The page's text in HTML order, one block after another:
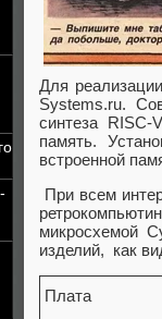
Для
Systems.ru.
синтеза RISC-
память.
встроенной
При всем
микросхемой
изделий, как
Плата